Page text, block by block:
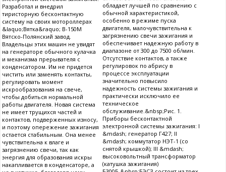
Разработал и внедрил
тиристорную бесконтактную
систему на своих мотороллерах
&laquo;Вятка&raquo; В-150М
Вятско-Полянский завод.
Владельцы этих машин не увидят
на генераторе обычного кулачка
и механизма прерывателя с
конденсатором. Им не придется
чистить или заменять контакты,
регулировать момент
искрообразования на свече,
чтобы добиться нормальной
работы двигателя. Новая система
не имеет трущихся частей и
контактов, подверженных износу,
и поэтому опережение зажигания
остается стабильным. Она менее
чувствительна к влаге и
загрязнению свечи, так как
энергия для образования искры
накапливается в конденсаторе, а
обладает лучшей по сравнению с
обычной характеристикой,
особенно в режиме пуска
двигателя, малочувствительна к
загрязнению свечи зажигания и
обеспечивает надежную работу в
диапазоне от 300 до 7500 об/мин.
Отсутствие контактов, а также
регулировок по абрису в
процессе эксплуатации
значительно повысило
надежность системы зажигания и
практически исключило ее
техническое
обслуживание.&nbsp;Рис. 1.
Приборы бесконтактной
электронной системы зажигания: I
&mdash; генератор Г427; II
&mdash; коммутатор НЭТ-1 (со
снятой крышкой); III &mdash;
высоковольтный трансформатор
(катушка зажигания)